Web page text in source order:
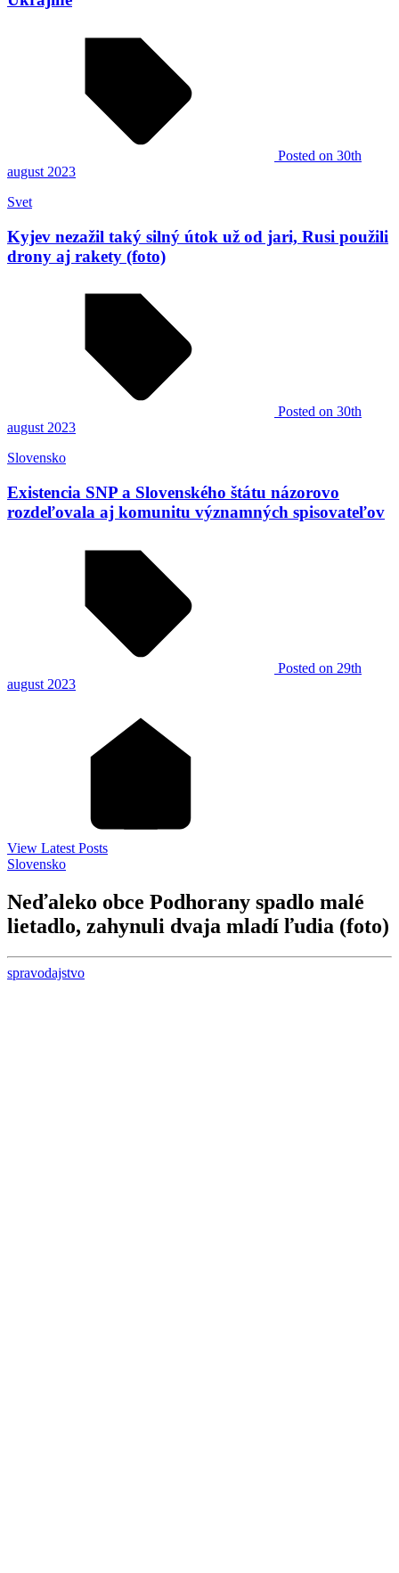
Posted on 30th
august 2023
Svet
Kyjev nezažil taký silný útok už od jari, Rusi použili
drony aj rakety (foto)
Posted on 30th
august 2023
Slovensko
Existencia SNP a Slovenského štátu názorovo
rozdeľovala aj komunitu významných spisovateľov
Posted on 29th
august 2023
View Latest Posts
Slovensko
Neďaleko obce Podhorany spadlo malé
lietadlo, zahynuli dvaja mladí ľudia (foto)
spravodajstvo